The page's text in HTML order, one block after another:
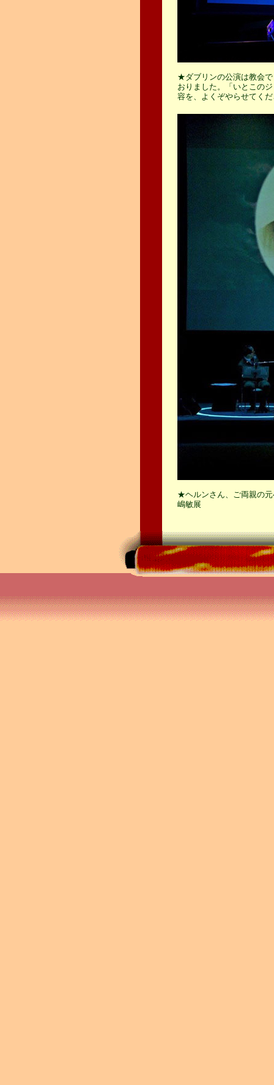
★ダブリンの公演は教会
おりました。「いとこの
容を、よくぞやらせてく
★ヘルンさん、ご両親の
嶋敏展